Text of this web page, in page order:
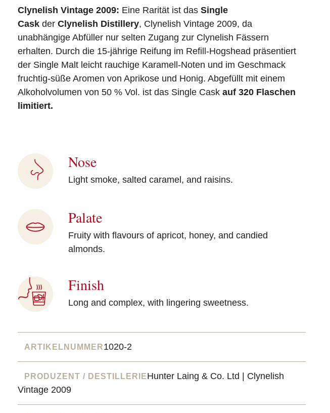
Clynelish Vintage 2009: Eine Rarität ist das Single
Cask der Clynelish Distillery, Clynelish Vintage 2009, da
unabhängige Abfüller nur selten Zugang zur Clynelish Fässern
erhalten. Durch die 15-jährige Reifung im Refill-Hogshead präsentiert
der Single Malt leicht rauchige Karamell-Noten und im Geschmack
fruchtig-süße Aromen von Aprikose und Honig. Abgefüllt mit einem
Alkoholvolumen von 50 % Vol. ist das Single Cask auf 320 Flaschen
limitiert.
Nose
Light smoke, salted caramel, and raisins.
Palate
Fruity with flavours of apricot, honey, and candied
almonds.
Finish
Long and complex, with lingering sweetness.
ARTIKELNUMMER1020-2
PRODUZENT / DESTILLERIEHunter Laing & Co. Ltd | Clynelish
Vintage 2009